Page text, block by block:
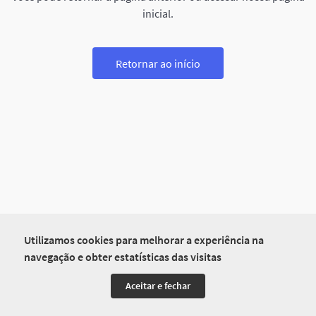
Utilizamos cookies para melhorar a experiência na
navegação e obter estatísticas das visitas
Aceitar e fechar
inicial.
Retornar ao início